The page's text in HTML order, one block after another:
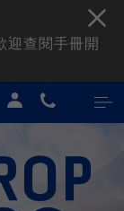
迎查閱手冊開